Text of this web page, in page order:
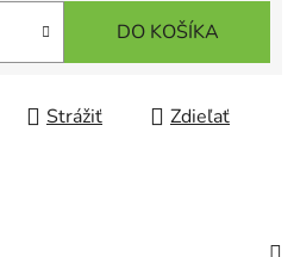
DO KOŠÍKA
Strážiť Zdieľať